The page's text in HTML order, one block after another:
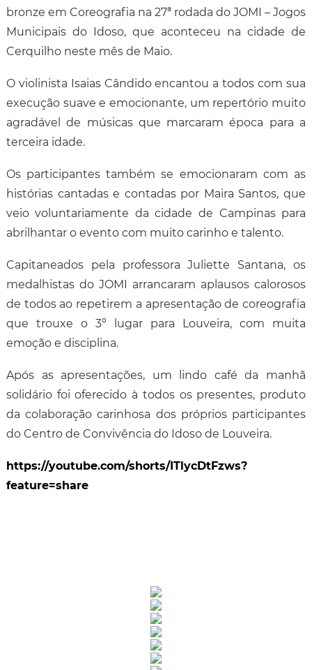
bronze em Coreografia na 27ª rodada do JOMI – Jogos
Municipais do Idoso, que aconteceu na cidade de
Cerquilho neste mês de Maio.
O violinista Isaias Cândido encantou a todos com sua
execução suave e emocionante, um repertório muito
agradável de músicas que marcaram época para a
terceira idade.
Os participantes também se emocionaram com as
histórias cantadas e contadas por Maira Santos, que
veio voluntariamente da cidade de Campinas para
abrilhantar o evento com muito carinho e talento.
Capitaneados pela professora Juliette Santana, os
medalhistas do JOMI arrancaram aplausos calorosos
de todos ao repetirem a apresentação de coreografia
que trouxe o 3º lugar para Louveira, com muita
emoção e disciplina.
Após as apresentações, um lindo café da manhã
solidário foi oferecido à todos os presentes, produto
da colaboração carinhosa dos próprios participantes
do Centro de Convivência do Idoso de Louveira.
https://youtube.com/shorts/ITlycDtFzws?
feature=share